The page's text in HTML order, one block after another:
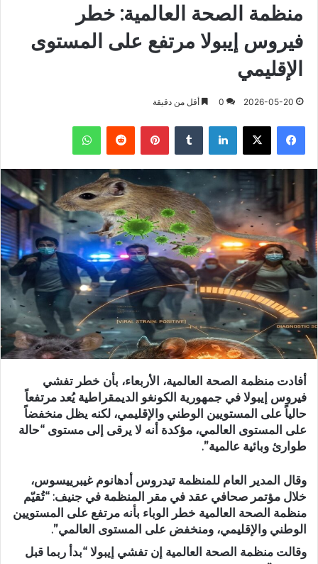
منظمة الصحة العالمية: خطر
فيروس إيبولا مرتفع على المستوى
الإقليمي
2026-05-20
0 أقل من دقيقة
فيسبوك X لينكدإن بينتيريست واتساب
أفادت منظمة الصحة العالمية، الأربعاء، بأن خطر تفشي
فيروس إيبولا في جمهورية الكونغو الديمقراطية يُعد مرتفعاً
حالياً على المستويين الوطني والإقليمي، لكنه يظل منخفضاً
على المستوى العالمي، مؤكدة أنه لا يرقى إلى مستوى “حالة
طوارئ وبائية عالمية”.
وقال المدير العام للمنظمة تيدروس أدهانوم غيبرييسوس،
خلال مؤتمر صحافي عقد في مقر المنظمة في جنيف: “تُقيّم
منظمة الصحة العالمية خطر الوباء بأنه مرتفع على المستويين
الوطني والإقليمي، ومنخفض على المستوى العالمي”.
وقالت منظمة الصحة العالمية إن تفشي إيبولا “بدأ ربما قبل